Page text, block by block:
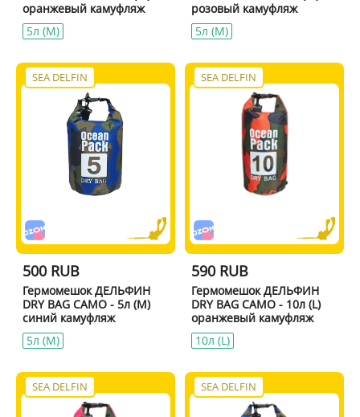
оранжевый камуфляж
5л (M)
розовый камуфляж
5л (M)
SEA DELFIN
500 RUB
Гермомешок ДЕЛЬФИН
DRY BAG CAMO - 5л (M)
синий камуфляж
5л (M)
SEA DELFIN
590 RUB
Гермомешок ДЕЛЬФИН
DRY BAG CAMO - 10л (L)
оранжевый камуфляж
10л (L)
SEA DELFIN SEA DELFIN